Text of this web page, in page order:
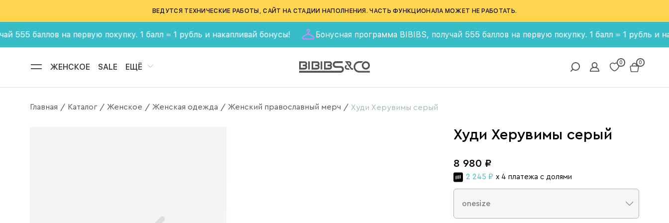
ВЕДУТСЯ ТЕХНИЧЕСКИЕ РАБОТЫ, САЙТ НА СТАДИИ НАПОЛНЕНИЯ. ЧАСТЬ ФУНКЦИОНАЛА МОЖЕТ НЕ РАБОТАТЬ.
на первую покупку. 1 балл = 1 рубль и накапливай бонусы! Бонусная программа BIBIBS, получай 555 баллов на первую покупку. 1 балл = 1 рубль и
ЖЕНСКОЕ SALE ЕЩЁ 0 0
Главная / Каталог / Женское / Женская одежда / Женский православный мерч / Худи Херувимы серый
Худи Херувимы серый
8 980 ₽
2 245 ₽ x 4 платежа с долями